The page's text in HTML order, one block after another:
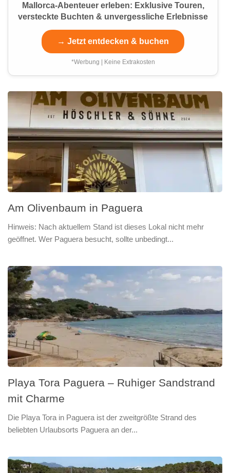
Mallorca-Abenteuer erleben: Exklusive Touren,
versteckte Buchten & unvergessliche Erlebnisse
→ Jetzt entdecken & buchen
*Werbung | Keine Extrakosten
Am Olivenbaum in Paguera
Hinweis: Nach aktuellem Stand ist dieses Lokal nicht mehr
geöffnet. Wer Paguera besucht, sollte unbedingt...
Playa Tora Paguera – Ruhiger Sandstrand
mit Charme
Die Playa Tora in Paguera ist der zweitgrößte Strand des
beliebten Urlaubsorts Paguera an der...